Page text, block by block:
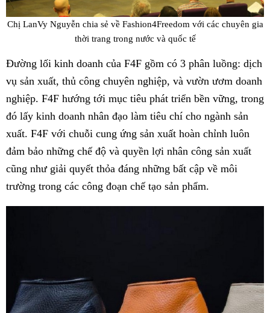
Chị LanVy Nguyễn chia sẻ về Fashion4Freedom với các chuyên gia
thời trang trong nước và quốc tế
Đường lối kinh doanh của F4F gồm có 3 phân luồng: dịch
vụ sản xuất, thủ công chuyên nghiệp, và vườn ươm doanh
nghiệp. F4F hướng tới mục tiêu phát triển bền vững, trong
đó lấy kinh doanh nhân đạo làm tiêu chí cho ngành sản
xuất. F4F với chuỗi cung ứng sản xuất hoàn chỉnh luôn
đảm bảo những chế độ và quyền lợi nhân công sản xuất
cũng như giải quyết thỏa đáng những bất cập về môi
trường trong các công đoạn chế tạo sản phẩm.